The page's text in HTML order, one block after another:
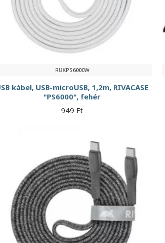
RUKPS6000W
kábel, USB-microUSB, 1,2m, RIVACASE
"PS6000", fehér
949 Ft